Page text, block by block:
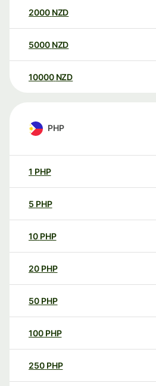
2000 NZD
5000 NZD
10000 NZD
PHP
1 PHP
5 PHP
10 PHP
20 PHP
50 PHP
100 PHP
250 PHP